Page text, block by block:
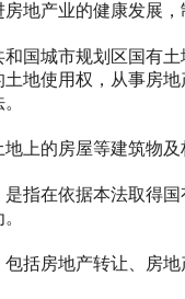
地产业的健康发展
国城市规划区国有土
地使用权，从事房
上的房屋等建筑物及
指在依据本法取得
括房地产转让、房